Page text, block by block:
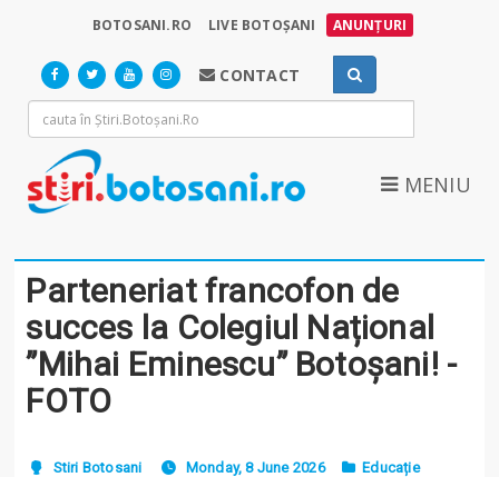
BOTOSANI.RO LIVE BOTOȘANI ANUNȚURI
CONTACT
MENIU
Parteneriat francofon de
succes la Colegiul Național
”Mihai Eminescu” Botoșani! -
FOTO
Stiri Botosani Monday, 8 June 2026 Educație